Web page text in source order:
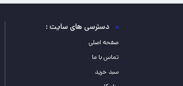
دسترسی های سایت :
صفحه اصلی
تماس با ما
سبد خرید